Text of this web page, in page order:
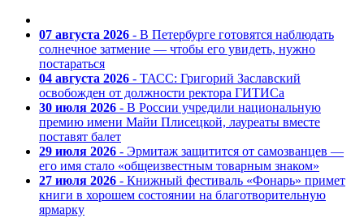
07 августа 2026 - В Петербурге готовятся наблюдать
солнечное затмение — чтобы его увидеть, нужно
постараться
04 августа 2026 - ТАСС: Григорий Заславский
освобожден от должности ректора ГИТИСа
30 июля 2026 - В России учредили национальную
премию имени Майи Плисецкой, лауреаты вместе
поставят балет
29 июля 2026 - Эрмитаж защитится от самозванцев —
его имя стало «общеизвестным товарным знаком»
27 июля 2026 - Книжный фестиваль «Фонарь» примет
книги в хорошем состоянии на благотворительную
ярмарку